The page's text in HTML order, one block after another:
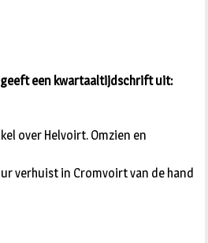
geeft een kwartaaltijdschrift uit:
over Helvoirt. Omzien en
verhuist in Cromvoirt van de hand